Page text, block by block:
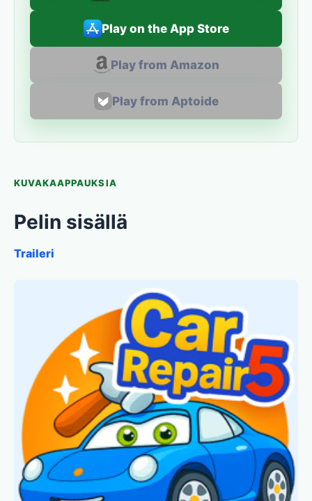
Play on the App Store
Play from Amazon
Play from Aptoide
KUVAKAAPPAUKSIA
Pelin sisällä
Traileri